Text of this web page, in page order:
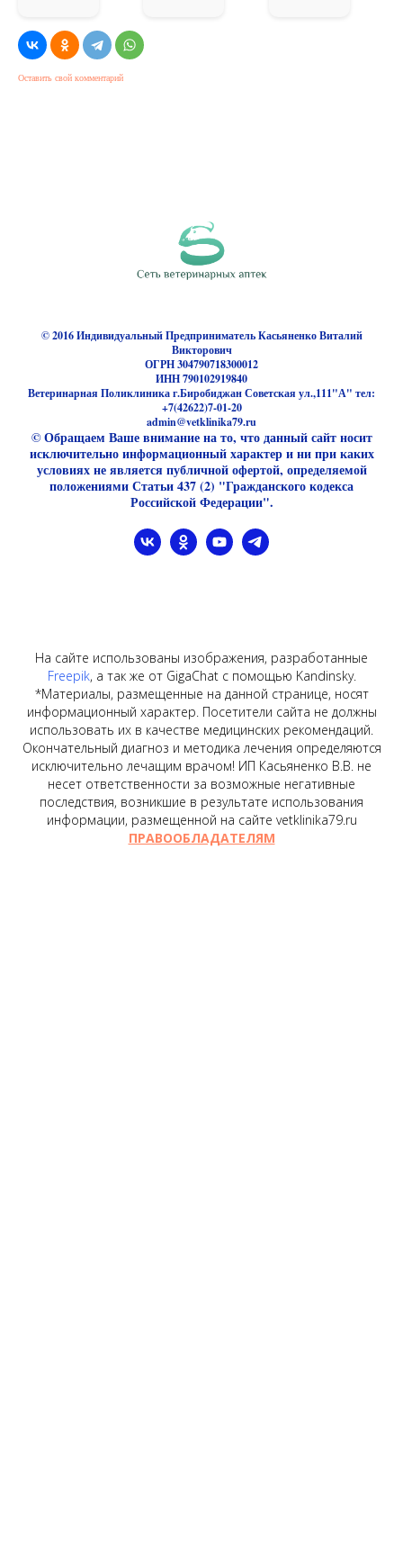
Оставить свой комментарий
© 2016 Индивидуальный Предприниматель Касьяненко Виталий
Викторович
ОГРН 304790718300012
ИНН 790102919840
Ветеринарная Поликлиника г.Биробиджан Советская ул.,111"А" тел:
+7(42622)7-01-20
admin@vetklinika79.ru
© Обращаем Ваше внимание на то, что данный сайт носит
исключительно информационный характер и ни при каких
условиях не является публичной офертой, определяемой
положениями Статьи 437 (2) "Гражданского кодекса
Российской Федерации".
На сайте использованы изображения, разработанные
Freepik, а так же от GigaChat с помощью Kandinsky.
*Материалы, размещенные на данной странице, носят
информационный характер. Посетители сайта не должны
использовать их в качестве медицинских рекомендаций.
Окончательный диагноз и методика лечения определяются
исключительно лечащим врачом! ИП Касьяненко В.В. не
несет ответственности за возможные негативные
последствия, возникшие в результате использования
информации, размещенной на сайте vetklinika79.ru
ПРАВООБЛАДАТЕЛЯМ